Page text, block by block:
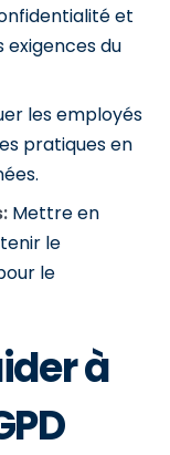
et
exigences du
les employés
pratiques en
Mettre en
le
le
à